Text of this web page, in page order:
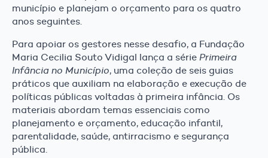
município e planejam o orçamento para os quatro
anos seguintes.
Para apoiar os gestores nesse desafio, a Fundação
Maria Cecilia Souto Vidigal lança a série Primeira
Infância no Município, uma coleção de seis guias
práticos que auxiliam na elaboração e execução de
políticas públicas voltadas à primeira infância. Os
materiais abordam temas essenciais como
planejamento e orçamento, educação infantil,
parentalidade, saúde, antirracismo e segurança
pública.